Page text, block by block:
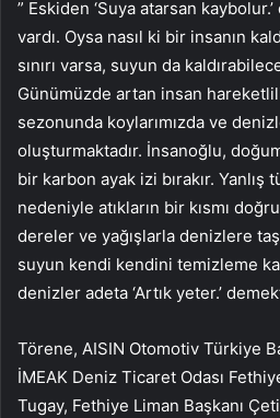
” Eskiden ‘Suya atarsan
vardı. Oysa nasıl ki bir insanın
sınırı varsa, suyun da
Günümüzde artan insan
sezonunda koylarımızda ve
oluşturmaktadır. İnsanoğlu,
bir karbon ayak izi bırakır. Yanlış
nedeniyle atıkların bir kısmı
dereler ve yağışlarla denizlere
suyun kendi kendini temizleme
denizler adeta ‘Artık yeter.’
Törene, AISIN Otomotiv Türkiye
İMEAK Deniz Ticaret Odası
Tugay, Fethiye Liman Başkanı